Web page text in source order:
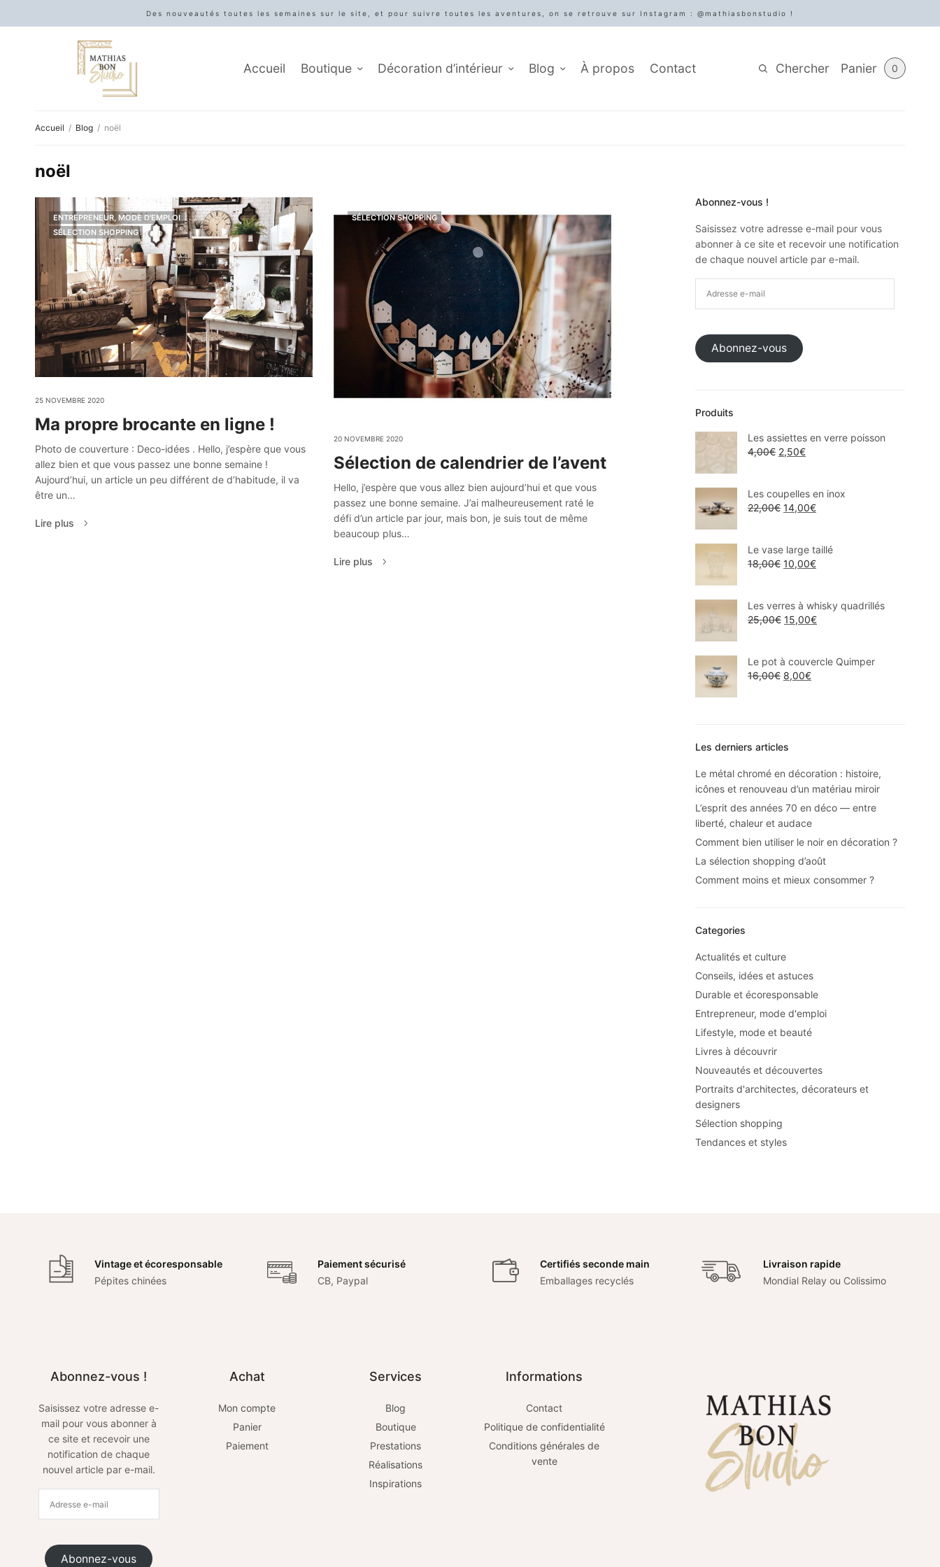
Des nouveautés toutes les semaines sur le site, et pour suivre toutes les aventures, on se retrouve sur Instagram : @mathiasbonstudio !
Accueil Boutique Décoration d’intérieur Blog À propos Contact Chercher Panier 0
Accueil Blog noël
noël
ENTREPRENEUR, MODE D'EMPLOI
SÉLECTION SHOPPING
25 NOVEMBRE 2020
Ma propre brocante en ligne !
Photo de couverture : Deco-idées . Hello, j’espère que vous
allez bien et que vous passez une bonne semaine !
Aujourd’hui, un article un peu différent de d’habitude, il va
être un…
Lire plus
SÉLECTION SHOPPING
20 NOVEMBRE 2020
Sélection de calendrier de l’avent
Hello, j’espère que vous allez bien aujourd’hui et que vous
passez une bonne semaine. J’ai malheureusement raté le
défi d’un article par jour, mais bon, je suis tout de même
beaucoup plus…
Lire plus
Abonnez-vous !
Saisissez votre adresse e-mail pour vous
abonner à ce site et recevoir une notification
de chaque nouvel article par e-mail.
Abonnez-vous
Produits
Les assiettes en verre poisson
4,00€ 2,50€
Les coupelles en inox
22,00€ 14,00€
Le vase large taillé
18,00€ 10,00€
Les verres à whisky quadrillés
25,00€ 15,00€
Le pot à couvercle Quimper
16,00€ 8,00€
Les derniers articles
Le métal chromé en décoration : histoire,
icônes et renouveau d’un matériau miroir
L’esprit des années 70 en déco — entre
liberté, chaleur et audace
Comment bien utiliser le noir en décoration ?
La sélection shopping d’août
Comment moins et mieux consommer ?
Categories
Actualités et culture
Conseils, idées et astuces
Durable et écoresponsable
Entrepreneur, mode d'emploi
Lifestyle, mode et beauté
Livres à découvrir
Nouveautés et découvertes
Portraits d'architectes, décorateurs et
designers
Sélection shopping
Tendances et styles
Vintage et écoresponsable
Pépites chinées
Paiement sécurisé
CB, Paypal
Certifiés seconde main
Emballages recyclés
Livraison rapide
Mondial Relay ou Colissimo
Abonnez-vous !
Saisissez votre adresse e-
mail pour vous abonner à
ce site et recevoir une
notification de chaque
nouvel article par e-mail.
Abonnez-vous
Achat
Mon compte
Panier
Paiement
Services
Blog
Boutique
Prestations
Réalisations
Inspirations
Informations
Contact
Politique de confidentialité
Conditions générales de
vente